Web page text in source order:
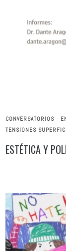
CONVERSATORIOS
TENSIONES
ESTÉTICA Y